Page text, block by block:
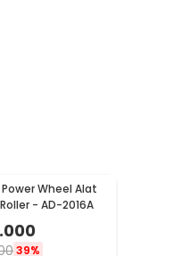
Power Wheel Alat
- AD-2016A
39%